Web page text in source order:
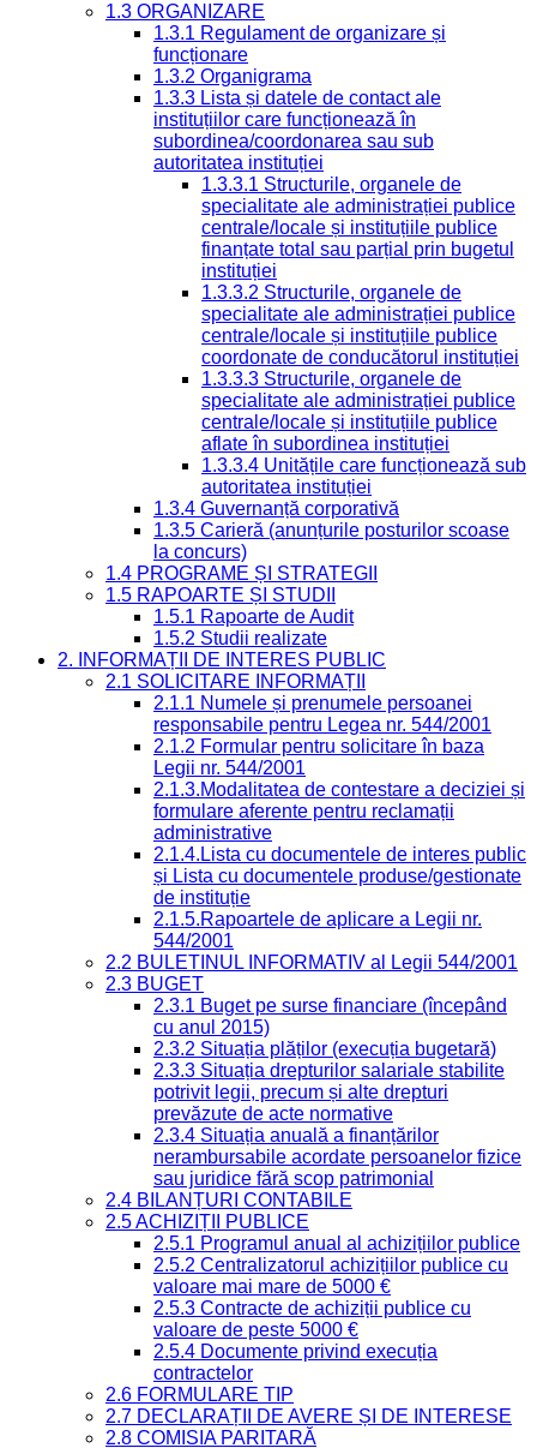
1.3 ORGANIZARE
1.3.1 Regulament de organizare și
funcționare
1.3.2 Organigrama
1.3.3 Lista și datele de contact ale
instituțiilor care funcționează în
subordinea/coordonarea sau sub
autoritatea instituției
1.3.3.1 Structurile, organele de
specialitate ale administrației publice
centrale/locale și instituțiile publice
finanțate total sau parțial prin bugetul
instituției
1.3.3.2 Structurile, organele de
specialitate ale administrației publice
centrale/locale și instituțiile publice
coordonate de conducătorul instituției
1.3.3.3 Structurile, organele de
specialitate ale administrației publice
centrale/locale și instituțiile publice
aflate în subordinea instituției
1.3.3.4 Unitățile care funcționează sub
autoritatea instituției
1.3.4 Guvernanță corporativă
1.3.5 Carieră (anunțurile posturilor scoase
la concurs)
1.4 PROGRAME ȘI STRATEGII
1.5 RAPOARTE ȘI STUDII
1.5.1 Rapoarte de Audit
1.5.2 Studii realizate
2. INFORMAȚII DE INTERES PUBLIC
2.1 SOLICITARE INFORMAȚII
2.1.1 Numele și prenumele persoanei
responsabile pentru Legea nr. 544/2001
2.1.2 Formular pentru solicitare în baza
Legii nr. 544/2001
2.1.3.Modalitatea de contestare a deciziei și
formulare aferente pentru reclamații
administrative
2.1.4.Lista cu documentele de interes public
și Lista cu documentele produse/gestionate
de instituție
2.1.5.Rapoartele de aplicare a Legii nr.
544/2001
2.2 BULETINUL INFORMATIV al Legii 544/2001
2.3 BUGET
2.3.1 Buget pe surse financiare (începând
cu anul 2015)
2.3.2 Situația plăților (execuția bugetară)
2.3.3 Situația drepturilor salariale stabilite
potrivit legii, precum și alte drepturi
prevăzute de acte normative
2.3.4 Situația anuală a finanțărilor
nerambursabile acordate persoanelor fizice
sau juridice fără scop patrimonial
2.4 BILANȚURI CONTABILE
2.5 ACHIZIȚII PUBLICE
2.5.1 Programul anual al achizițiilor publice
2.5.2 Centralizatorul achizițiilor publice cu
valoare mai mare de 5000 €
2.5.3 Contracte de achiziții publice cu
valoare de peste 5000 €
2.5.4 Documente privind execuția
contractelor
2.6 FORMULARE TIP
2.7 DECLARAȚII DE AVERE ȘI DE INTERESE
2.8 COMISIA PARITARĂ